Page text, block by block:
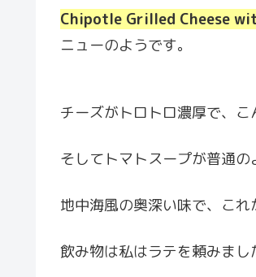
Chipotle Grilled Cheese
ニューのようです。
チーズがトロトロ濃厚で、
そしてトマトスープが普通の
地中海風の奥深い味で、これ
飲み物は私はラテを頼みまし